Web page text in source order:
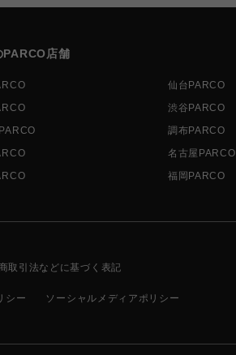
PARCO店舗
仙台PARCO
渋谷PARCO
調布PARCO
名古屋PARCO
福岡PARCO
取引法などに基づく表記
シー ソーシャルメディアポリシー